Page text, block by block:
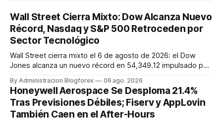
Wall Street Cierra Mixto: Dow Alcanza Nuevo
Récord, Nasdaq y S&P 500 Retroceden por
Sector Tecnológico
Wall Street cierra mixto el 6 de agosto de 2026: el Dow
Jones alcanza un nuevo récord en 54,349.12 impulsado por
Composite retroceden un 0.2% y 0.8% respectivamente,
lastrados por el sector tecnológico. El VIX cayó a 15.43, y el
progreso en...
By Administracion Blogforex 06 ago. 2026
Honeywell Aerospace Se Desploma 21.4%
Tras Previsiones Débiles; Fiserv y AppLovin
También Caen en el After-Hours